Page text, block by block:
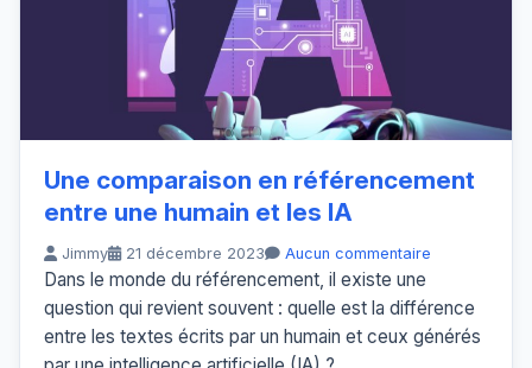
Une comparaison en référencement
entre une humain et les IA
Jimmy 21 décembre 2023 Aucun commentaire
Dans le monde du référencement, il existe une
question qui revient souvent : quelle est la différence
entre les textes écrits par un humain et ceux générés